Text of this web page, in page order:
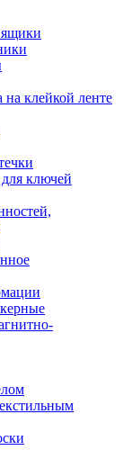
на клейкой ленте
ключей